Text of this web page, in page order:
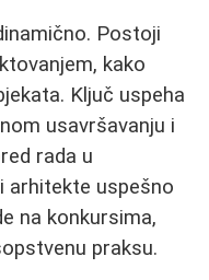
Postoji
kako
Ključ uspeha
usavršavanju i
rada u
arhitekte uspešno
na konkursima,
praksu.